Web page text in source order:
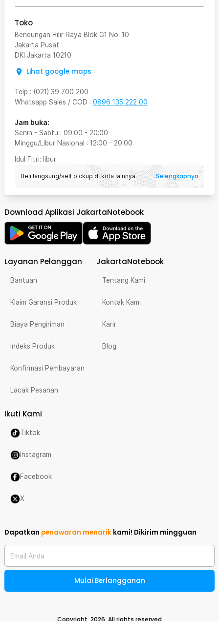
Toko
Bendungan Hilir Raya Blok G1 No. 10
Jakarta Pusat
DKI Jakarta 10210
Lihat google maps
Telp : (021) 39 700 200
Whatsapp Sales / COD : 0896 135 222 00
Jam buka:
Senin - Sabtu : 09:00 - 20:00
Minggu/Libur Nasional : 12:00 - 20:00
Idul Fitri: libur
Beli langsung/self pickup di kota lainnya Selengkapnya
Download Aplikasi JakartaNotebook
Layanan Pelanggan
Bantuan
Klaim Garansi Produk
Biaya Pengiriman
Indeks Produk
Konfirmasi Pembayaran
Lacak Pesanan
JakartaNotebook
Tentang Kami
Kontak Kami
Karir
Blog
Ikuti Kami
Tiktok
Instagram
Facebook
X
Dapatkan penawaran menarik kami! Dikirim mingguan
Email Anda
Mulai Berlangganan
Copyright, 2026. All rights reserved